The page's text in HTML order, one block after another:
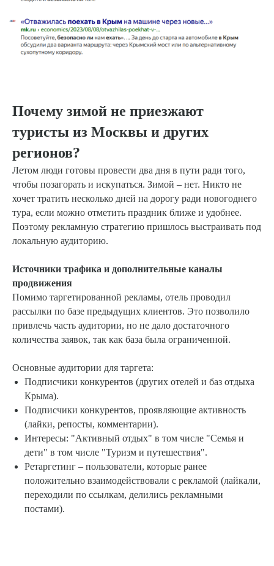
Почему зимой не приезжают
туристы из Москвы и других
регионов?
Летом люди готовы провести два дня в пути ради того,
чтобы позагорать и искупаться. Зимой – нет. Никто не
хочет тратить несколько дней на дорогу ради новогоднего
тура, если можно отметить праздник ближе и удобнее.
Поэтому рекламную стратегию пришлось выстраивать под
локальную аудиторию.
Источники трафика и дополнительные каналы
продвижения
Помимо таргетированной рекламы, отель проводил
рассылки по базе предыдущих клиентов. Это позволило
привлечь часть аудитории, но не дало достаточного
количества заявок, так как база была ограниченной.
Основные аудитории для таргета:
Подписчики конкурентов (других отелей и баз отдыха
Крыма).
Подписчики конкурентов, проявляющие активность
(лайки, репосты, комментарии).
Интересы: "Активный отдых" в том числе "Семья и
дети" в том числе "Туризм и путешествия".
Ретаргетинг – пользователи, которые ранее
положительно взаимодействовали с рекламой (лайкали,
переходили по ссылкам, делились рекламными
постами).